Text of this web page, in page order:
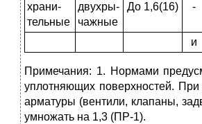
храни­
тельные
двухры­
чажные
До 1,6(16) -
и
Примечания: 1. Нормами
уплотняющих поверхностей. При
арматуры (вентили, клапаны,
умножать на 1,3 (ПР-1).